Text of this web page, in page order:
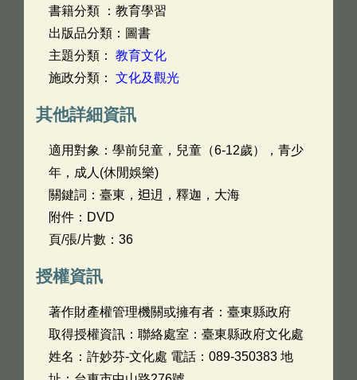
書籍分類 ：教育學習
出版品分類：圖書
主題分類： 教育文化
施政分類： 文化及觀光
其他詳細資訊
適用對象：學前兒童，兒童（6-12歲），青少
年，成人(休閒娛樂)
關鍵詞：臺東，𨑨迌，釋迦，大海
附件：DVD
頁/張/片數：36
授權資訊
著作財產權管理機關或擁有者：臺東縣政府
取得授權資訊：聯絡處室：臺東縣政府文化處
姓名：許妙芬-文化處 電話：089-350383 地